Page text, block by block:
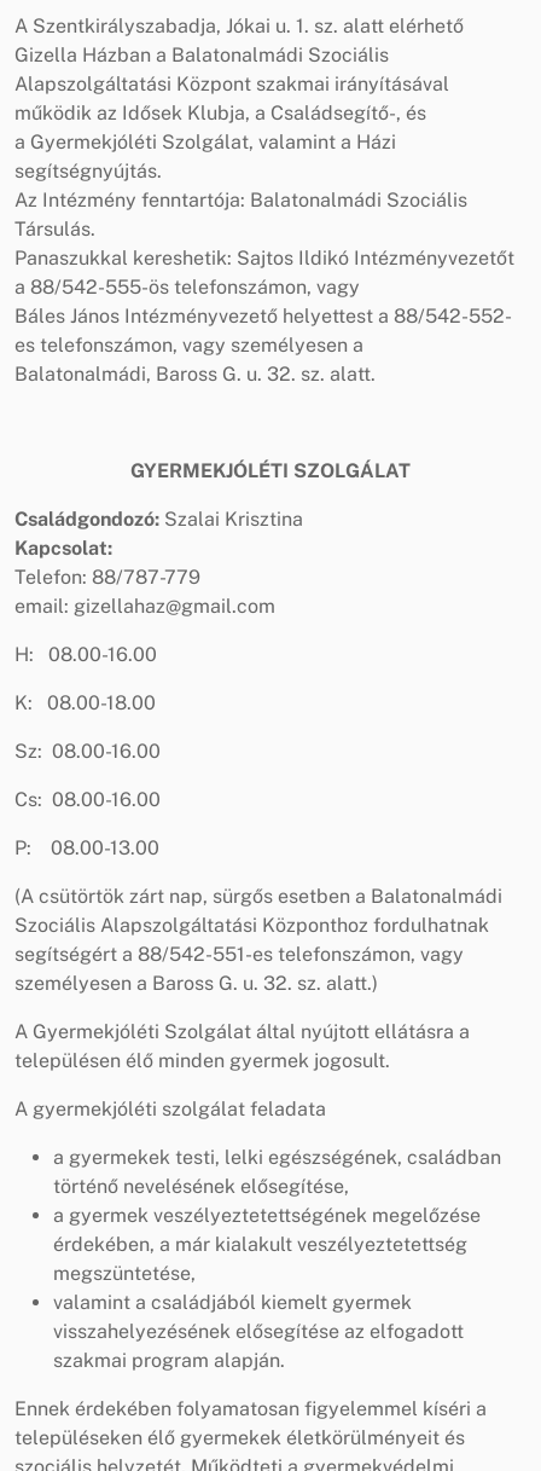
A Szentkirályszabadja, Jókai u. 1. sz. alatt elérhető
Gizella Házban a Balatonalmádi Szociális
Alapszolgáltatási Központ szakmai irányításával
működik az Idősek Klubja, a Családsegítő-, és
a Gyermekjóléti Szolgálat, valamint a Házi
segítségnyújtás.
Az Intézmény fenntartója: Balatonalmádi Szociális
Társulás.
Panaszukkal kereshetik: Sajtos Ildikó Intézményvezetőt
a 88/542-555-ös telefonszámon, vagy
Báles János Intézményvezető helyettest a 88/542-552-
es telefonszámon, vagy személyesen a
Balatonalmádi, Baross G. u. 32. sz. alatt.
GYERMEKJÓLÉTI SZOLGÁLAT
Családgondozó: Szalai Krisztina
Kapcsolat:
Telefon: 88/787-779
email: gizellahaz@gmail.com
H: 08.00-16.00
K: 08.00-18.00
Sz: 08.00-16.00
Cs: 08.00-16.00
P: 08.00-13.00
(A csütörtök zárt nap, sürgős esetben a Balatonalmádi
Szociális Alapszolgáltatási Központhoz fordulhatnak
segítségért a 88/542-551-es telefonszámon, vagy
személyesen a Baross G. u. 32. sz. alatt.)
A Gyermekjóléti Szolgálat által nyújtott ellátásra a
településen élő minden gyermek jogosult.
A gyermekjóléti szolgálat feladata
a gyermekek testi, lelki egészségének, családban
történő nevelésének elősegítése,
a gyermek veszélyeztetettségének megelőzése
érdekében, a már kialakult veszélyeztetettség
megszüntetése,
valamint a családjából kiemelt gyermek
visszahelyezésének elősegítése az elfogadott
szakmai program alapján.
Ennek érdekében folyamatosan figyelemmel kíséri a
településeken élő gyermekek életkörülményeit és